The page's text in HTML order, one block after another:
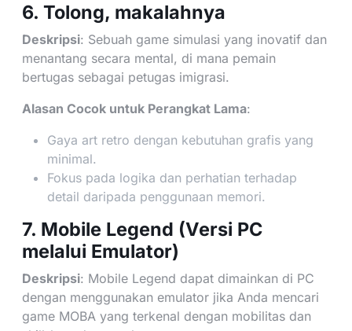
6. Tolong, makalahnya
Deskripsi: Sebuah game simulasi yang inovatif dan
menantang secara mental, di mana pemain
bertugas sebagai petugas imigrasi.
Alasan Cocok untuk Perangkat Lama:
Gaya art retro dengan kebutuhan grafis yang
minimal.
Fokus pada logika dan perhatian terhadap
detail daripada penggunaan memori.
7. Mobile Legend (Versi PC
melalui Emulator)
Deskripsi: Mobile Legend dapat dimainkan di PC
dengan menggunakan emulator jika Anda mencari
game MOBA yang terkenal dengan mobilitas dan